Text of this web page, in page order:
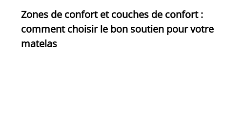
Zones de confort et couches de confort :
comment choisir le bon soutien pour votre
matelas